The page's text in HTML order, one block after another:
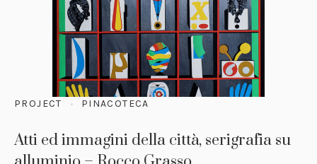
PROJECT PINACOTECA
Atti ed immagini della città, serigrafia su